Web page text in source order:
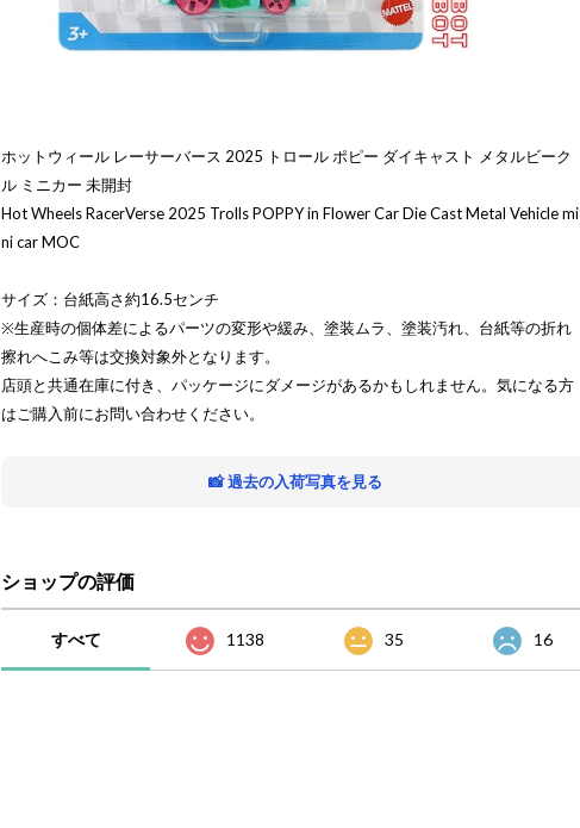
ホットウィール レーサーバース 2025 トロール ポピー ダイキャスト メタルビーク
ル ミニカー 未開封
Hot Wheels RacerVerse 2025 Trolls POPPY in Flower Car Die Cast Metal Vehicle mi
ni car MOC
サイズ：台紙高さ約16.5センチ
※生産時の個体差によるパーツの変形や緩み、塗装ムラ、塗装汚れ、台紙等の折れ
擦れへこみ等は交換対象外となります。
店頭と共通在庫に付き、パッケージにダメージがあるかもしれません。気になる方
はご購入前にお問い合わせください。
📸 過去の入荷写真を見る
ショップの評価
すべて 1138 35 16